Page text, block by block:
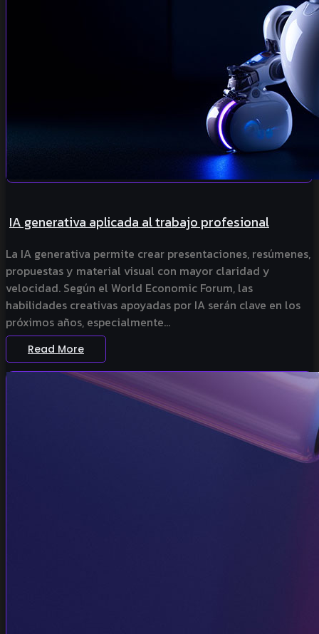
IA generativa aplicada al trabajo profesional
La IA generativa permite crear presentaciones, resúmenes,
propuestas y material visual con mayor claridad y
velocidad. Según el World Economic Forum, las
habilidades creativas apoyadas por IA serán clave en los
próximos años, especialmente...
Read More